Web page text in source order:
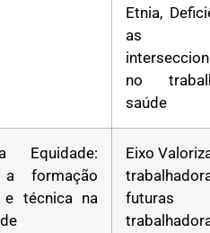
Etnia,
as
no
saúde
Equidade:
a formação
e técnica na
Eixo
futuras